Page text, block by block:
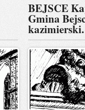
BEJSCE
Gmina
kazimierski.